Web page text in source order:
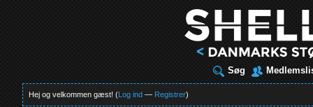
Søg
Hej og velkommen gæst! (Log ind — Registrer)